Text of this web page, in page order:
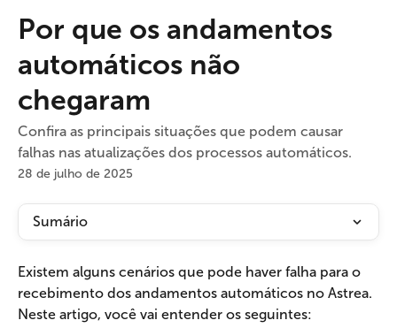
Por que os andamentos
automáticos não
chegaram
Confira as principais situações que podem causar
falhas nas atualizações dos processos automáticos.
28 de julho de 2025
Sumário
Existem alguns cenários que pode haver falha para o
recebimento dos andamentos automáticos no Astrea.
Neste artigo, você vai entender os seguintes: